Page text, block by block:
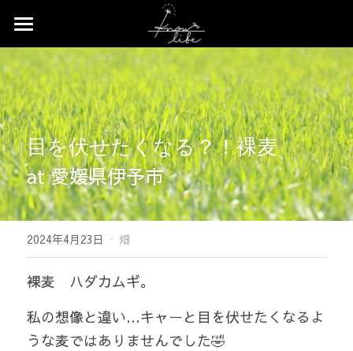
Home
News
Profile
Works
Event
Contact
Shop
目を伏せたくなる？！裸麦
at 愛媛県伊予市
2024年4月23日 · 畑
裸麦　ハダカムギ。
私の想像と違い…キャーと目を伏せたくなるよ
うな麦ではありませんでした🤣
ストアカテゴリー
すべてのカテゴリー